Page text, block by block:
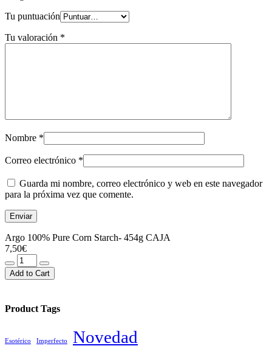
Tu puntuación
Tu valoración *
Nombre *
Correo electrónico *
Guarda mi nombre, correo electrónico y web en este navegador
para la próxima vez que comente.
Argo 100% Pure Corn Starch- 454g CAJA
7,50€
Argo
100%
Pure
454g
Add to Cart
Product Tags
Esotérico Imperfecto Novedad